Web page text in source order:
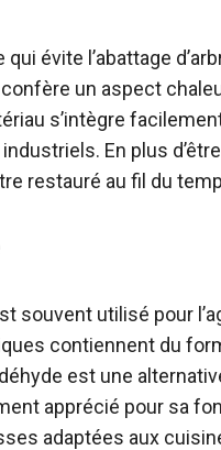
évite l’abattage
un aspect
s’intègre
En plus
restauré au fil du
souvent utilisé pour
contiennent du
est une
apprécié pour sa
adaptées aux